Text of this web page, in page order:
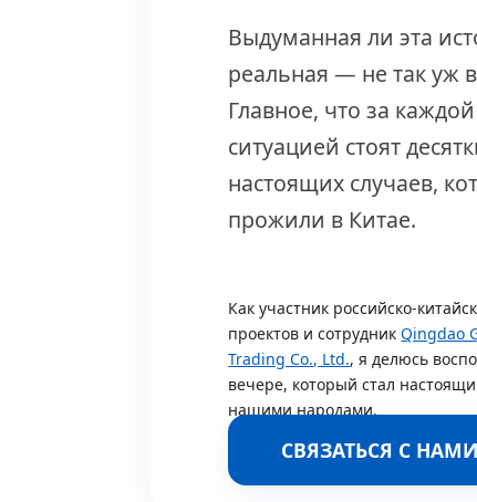
Выдуманная ли эта
реальная — не так уж
Главное, что за
ситуацией стоят
настоящих случаев,
прожили в Китае.
Как участник российско-
проектов и сотрудникQingdao
Trading Co., Ltd., я делюсь
вечере, который стал
нашими народами.
СВЯЗАТЬСЯ С НАМИ